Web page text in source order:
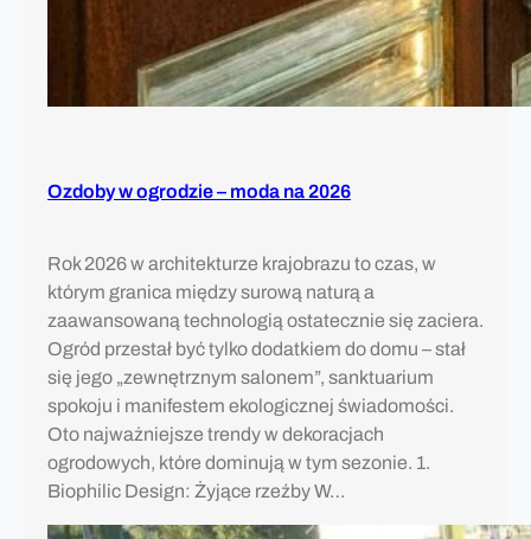
Ozdoby w ogrodzie – moda na 2026
Rok 2026 w architekturze krajobrazu to czas, w
którym granica między surową naturą a
zaawansowaną technologią ostatecznie się zaciera.
Ogród przestał być tylko dodatkiem do domu – stał
się jego „zewnętrznym salonem”, sanktuarium
spokoju i manifestem ekologicznej świadomości.
Oto najważniejsze trendy w dekoracjach
ogrodowych, które dominują w tym sezonie. 1.
Biophilic Design: Żyjące rzeźby W…